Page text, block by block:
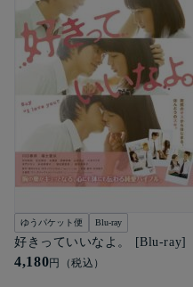
ゆうパケット便 Blu-ray
好きっていいなよ。 [Blu-ray]
4,180円（税込）